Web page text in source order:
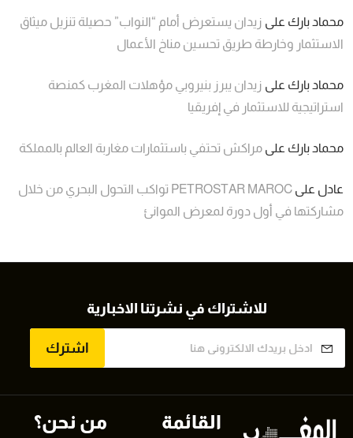
محماد بارك على زيدان يستعرض أمام “النواب” حصيلة تنزيل ميثاق
الاستثمار وخارطة طريق تحسين مناخ الأعمال
محماد بارك على زيدان يبرز بنيروبي مؤهلات المغرب كمنصة
استراتيجية للاستثمار في إفريقيا
محماد بارك على مراكش تحتفي باستثمارات مغاربة العالم بالمملكة
عادل على
PETROSTAR MAROC تواكب التحول البحري من خلال
مشاركتها في أول دورة لمعرض الموانئ
للاشتراك في نشرتنا الاخبارية
اشترك
القائمة
من نحن؟